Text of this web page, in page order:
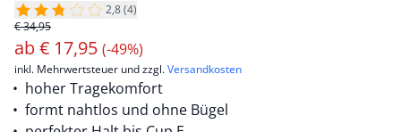
2,8 (4)
€ 34,95
ab€ 17,95 (-49%)
inkl. Mehrwertsteuer und zzgl.Versandkosten
hoher Tragekomfort
formt nahtlos und ohne Bügel